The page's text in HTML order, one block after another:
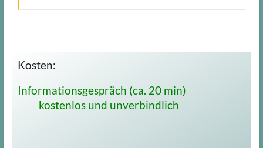
Kosten:
Informationsgespräch (ca. 20 min)
kostenlos und unverbindlich